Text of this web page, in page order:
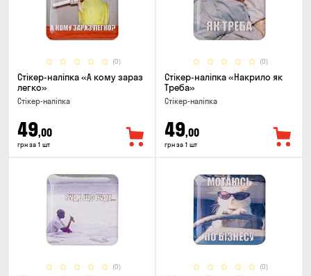
(0)
Стікер-наліпка «А кому зараз
легко»
Стікер-наліпка
49,00
грн за 1 шт
(0)
Стікер-наліпка «Накрило як
Треба»
Стікер-наліпка
49,00
грн за 1 шт
(0) (0)